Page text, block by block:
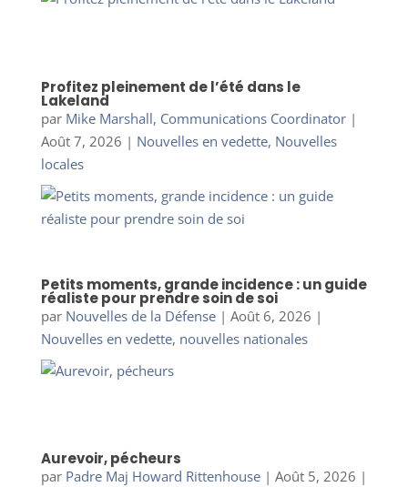
Profitez pleinement de l’été dans le
Lakeland
par Mike Marshall, Communications Coordinator|
Août 7, 2026 | Nouvelles en vedette, Nouvelles
locales
Petits moments, grande incidence : un guide
réaliste pour prendre soin de soi
par Nouvelles de la Défense| Août 6, 2026 |
Nouvelles en vedette, nouvelles nationales
Aurevoir, pécheurs
par Padre Maj Howard Rittenhouse| Août 5, 2026 |